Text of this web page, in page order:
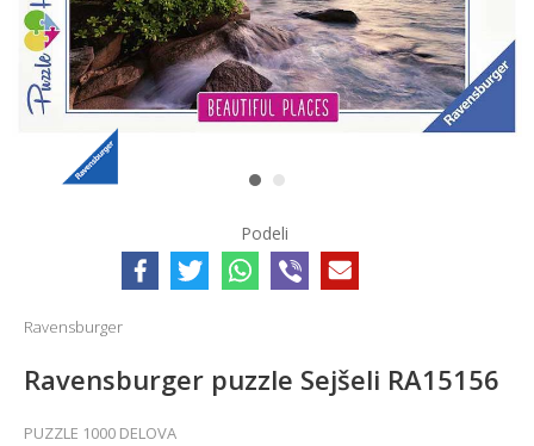
1 2
Podeli
Ravensburger
Ravensburger puzzle Sejšeli RA15156
PUZZLE 1000 DELOVA